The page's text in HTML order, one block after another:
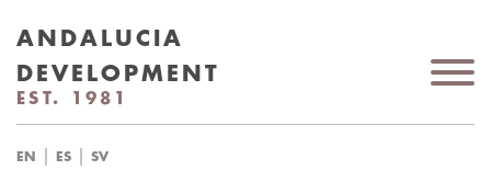
ANDALUCIA
DEVELOPMENT
EST. 1981
EN | ES | SV